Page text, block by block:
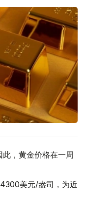
，黄金价格在一周
美元/盎司，为近